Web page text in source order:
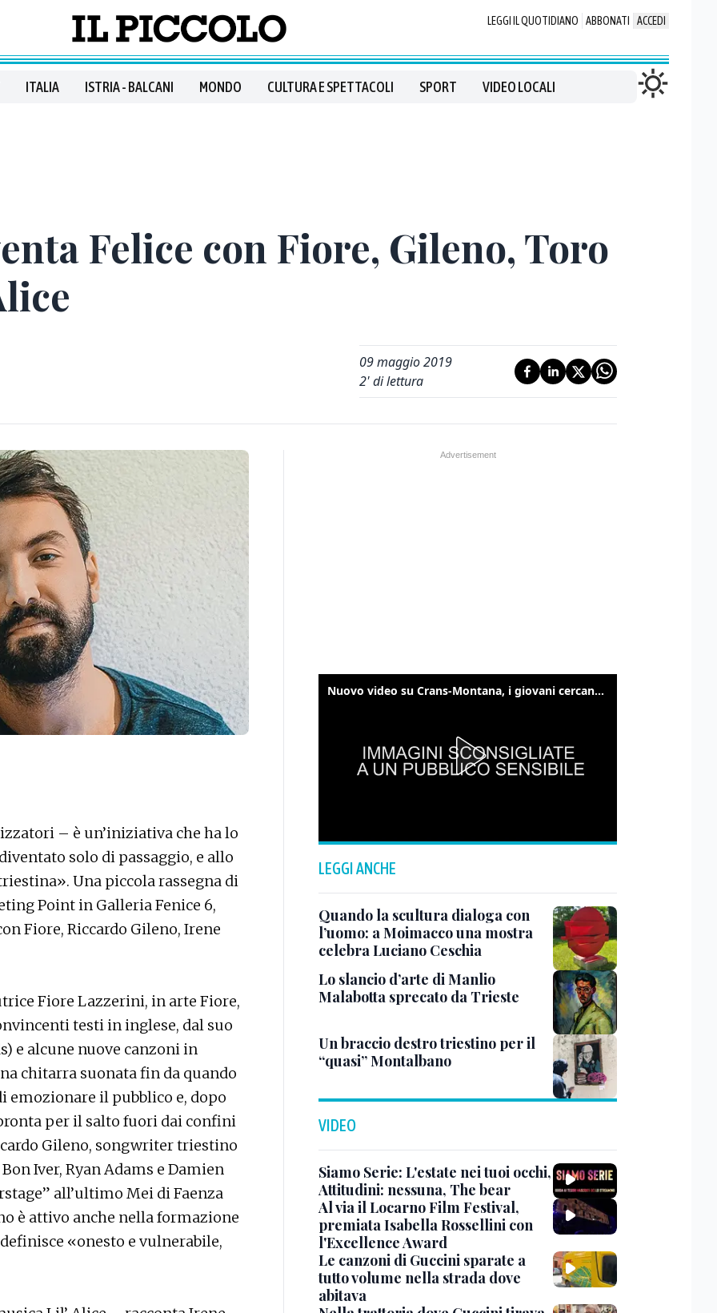
LEGGI IL QUOTIDIANO ABBONATI ACCEDI
ITALIA ISTRIA - BALCANI MONDO CULTURA E SPETTACOLI SPORT VIDEO LOCALI
Felice con Fiore, Gileno, Toro
09 maggio 2019
2' di lettura
– è un’iniziativa che ha lo
solo di passaggio, e allo
Una piccola rassegna di
Point in Galleria Fenice 6,
Fiore, Riccardo Gileno, Irene
Fiore Lazzerini, in arte Fiore,
testi in inglese, dal suo
e alcune nuove canzoni in
chitarra suonata fin da quando
emozionare il pubblico e, dopo
per il salto fuori dai confini
Gileno, songwriter triestino
Iver, Ryan Adams e Damien
all’ultimo Mei di Faenza
è attivo anche nella formazione
«onesto e vulnerabile,
Nuovo video su Crans-Montana, i giovani cercano di sfondare le vetrate
LEGGI ANCHE
Quando la scultura dialoga con
l’uomo: a Moimacco una mostra
celebra Luciano Ceschia
Lo slancio d’arte di Manlio
Malabotta sprecato da Trieste
Un braccio destro triestino per il
“quasi” Montalbano
VIDEO
Siamo Serie: L'estate nei tuoi occhi,
Attitudini: nessuna, The bear
Al via il Locarno Film Festival,
premiata Isabella Rossellini con
l'Excellence Award
Le canzoni di Guccini sparate a
tutto volume nella strada dove
abitava